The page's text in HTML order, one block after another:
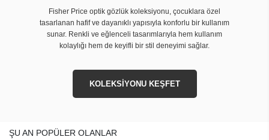
Fisher Price optik gözlük koleksiyonu, çocuklara özel
tasarlanan hafif ve dayanıklı yapısıyla konforlu bir kullanım
sunar. Renkli ve eğlenceli tasarımlarıyla hem kullanım
kolaylığı hem de keyifli bir stil deneyimi sağlar.
KOLEKSİYONU KEŞFET
ŞU AN POPÜLER OLANLAR